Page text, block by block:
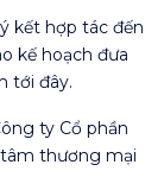
kết hợp tác đến
kế hoạch đưa
tới đây.
ty Cổ phần
thương mại